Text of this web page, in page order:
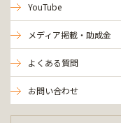
YouTube
メディア掲載・助成金
よくある質問
お問い合わせ